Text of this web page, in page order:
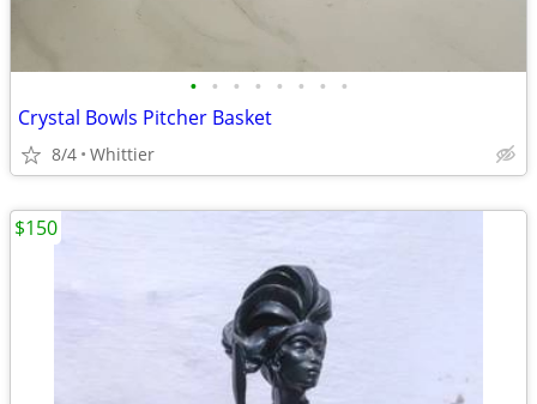
• • • • • • • •
Crystal Bowls Pitcher Basket
8/4 Whittier
$150